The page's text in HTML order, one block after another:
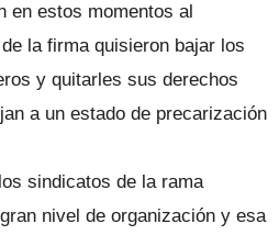
en estos momentos al
la firma quisieron bajar los
y quitarles sus derechos
a un estado de precarización
sindicatos de la rama
nivel de organización y esa